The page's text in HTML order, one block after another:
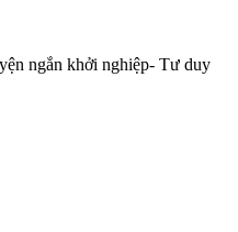
ngắn khởi nghiệp- Tư duy